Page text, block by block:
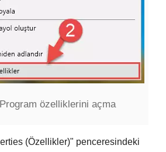
Program özelliklerini açma
(Özellikler)" penceresindeki